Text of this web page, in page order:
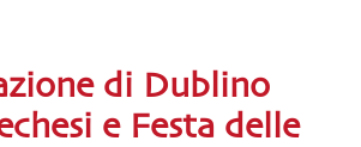
di Dublino
e Festa delle